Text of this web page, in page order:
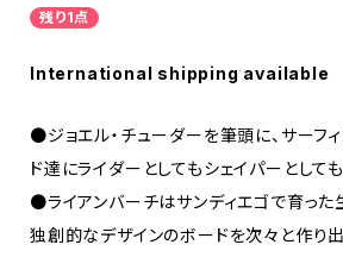
残り1点
International shipping available
●ジョエル・チューダーを筆頭に、サーフ
ド達にライダーとしてもシェイパーとして
●ライアンバーチはサンディエゴで育っ
独創的なデザインのボードを次々と作り出